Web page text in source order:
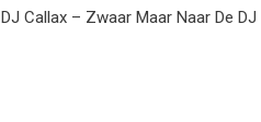
DJ Callax – Zwaar Maar Naar De DJ